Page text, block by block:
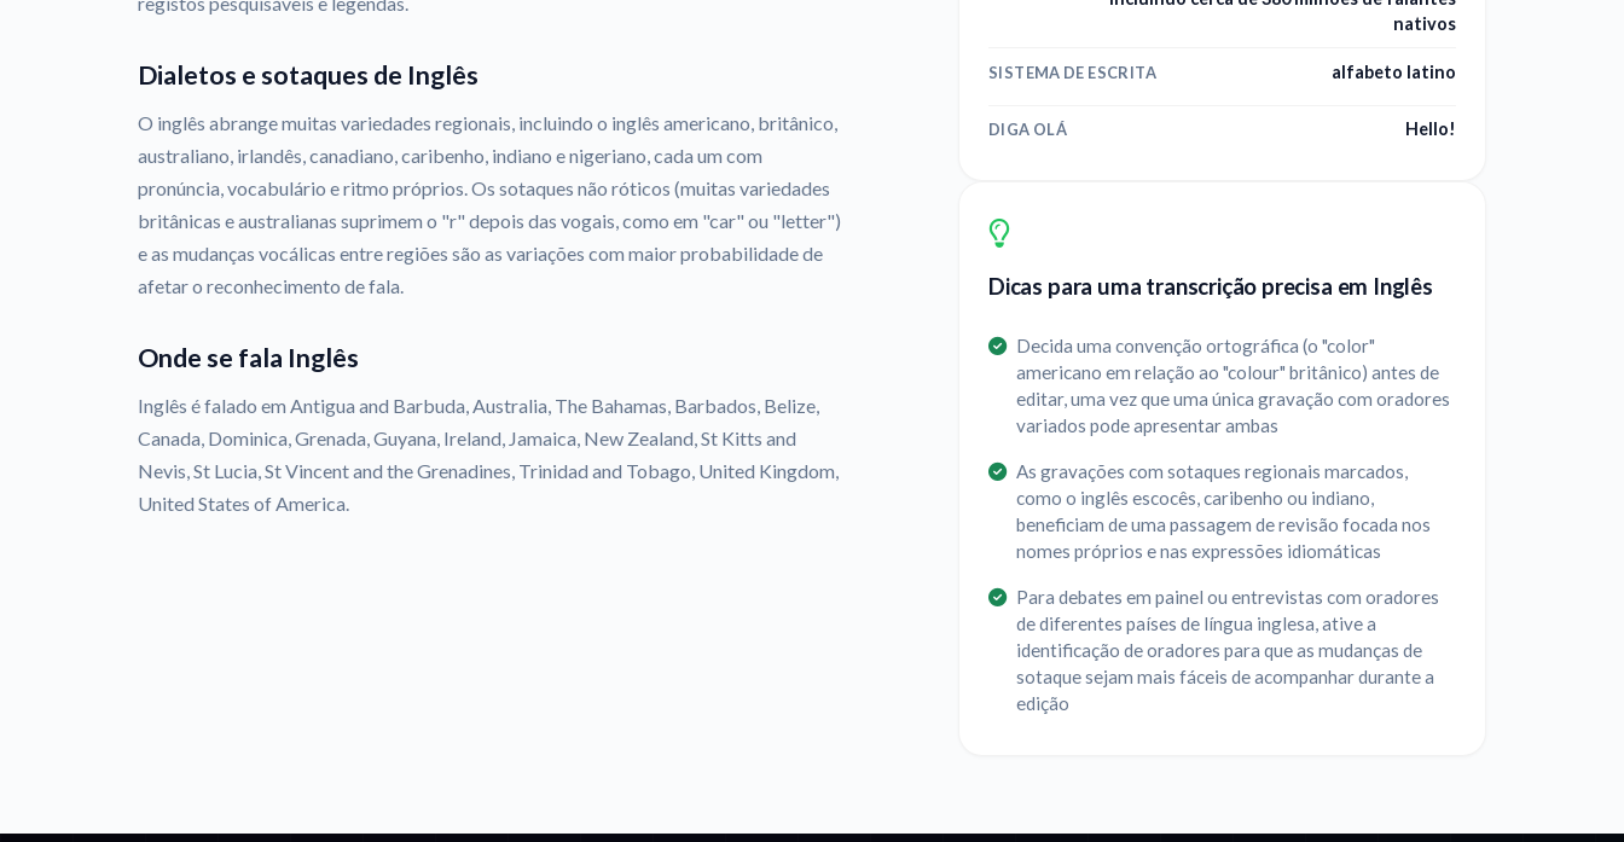
Dialetos e sotaques de Inglês
O inglês abrange muitas variedades regionais, incluindo o inglês americano, britânico,
australiano, irlandês, canadiano, caribenho, indiano e nigeriano, cada um com
pronúncia, vocabulário e ritmo próprios. Os sotaques não róticos (muitas variedades
britânicas e australianas suprimem o "r" depois das vogais, como em "car" ou "letter")
e as mudanças vocálicas entre regiões são as variações com maior probabilidade de
afetar o reconhecimento de fala.
Onde se fala Inglês
Inglês é falado em Antigua and Barbuda, Australia, The Bahamas, Barbados, Belize,
Canada, Dominica, Grenada, Guyana, Ireland, Jamaica, New Zealand, St Kitts and
Nevis, St Lucia, St Vincent and the Grenadines, Trinidad and Tobago, United Kingdom,
United States of America.
nativos
SISTEMA DE ESCRITA alfabeto latino
DIGA OLÁ Hello!
Dicas para uma transcrição precisa em Inglês
Decida uma convenção ortográfica (o "color"
americano em relação ao "colour" britânico) antes de
editar, uma vez que uma única gravação com oradores
variados pode apresentar ambas
As gravações com sotaques regionais marcados,
como o inglês escocês, caribenho ou indiano,
beneficiam de uma passagem de revisão focada nos
nomes próprios e nas expressões idiomáticas
Para debates em painel ou entrevistas com oradores
de diferentes países de língua inglesa, ative a
identificação de oradores para que as mudanças de
sotaque sejam mais fáceis de acompanhar durante a
edição